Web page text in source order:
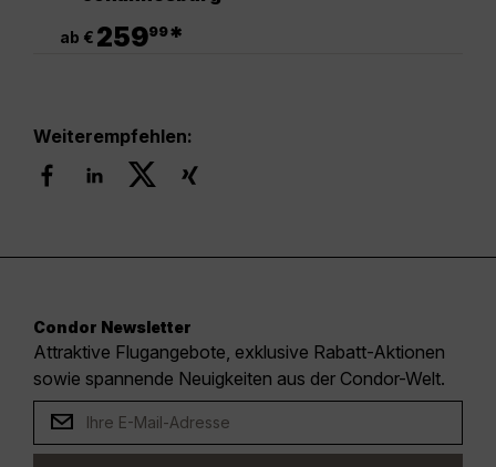
ab € 25999*
Weiterempfehlen:
Condor Newsletter
Attraktive Flugangebote, exklusive Rabatt-Aktionen
sowie spannende Neuigkeiten aus der Condor-Welt.